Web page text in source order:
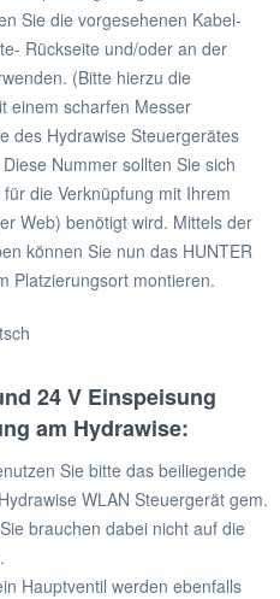
Sie die vorgesehenen Kabel-
Rückseite und/oder an der
(Bitte hierzu die
einem scharfen Messer
des Hydrawise Steuergerätes
Nummer sollten Sie sich
die Verknüpfung mit Ihrem
Web) benötigt wird. Mittels der
können Sie nun das HUNTER
Platzierungsort montieren.
24 V Einspeisung
am Hydrawise:
Sie bitte das beiliegende
WLAN Steuergerät gem.
brauchen dabei nicht auf die
Hauptventil werden ebenfalls